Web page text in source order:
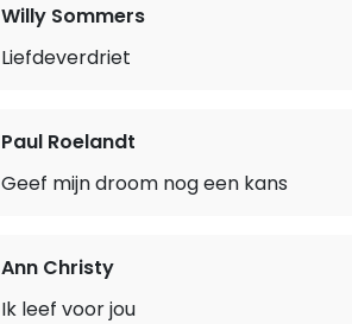
Willy Sommers
Liefdeverdriet
Paul Roelandt
Geef mijn droom nog een kans
Ann Christy
Ik leef voor jou